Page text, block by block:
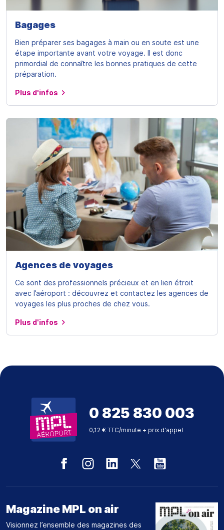
Bagages
Bien préparer ses bagages à main ou en soute est une
étape importante avant votre voyage. Il est donc
primordial de connaître les bonnes pratiques de cette
préparation.
Plus d'infos
Agences de voyages
Ce sont des professionnels précieux et en lien étroit
avec l’aéroport : découvrez et contactez les agences de
voyages les plus proches de chez vous.
Plus d'infos
0 825 830 003
0,12 € TTC/minute + prix d'appel
Magazine MPL on air
Visionnez l’ensemble des magazines des